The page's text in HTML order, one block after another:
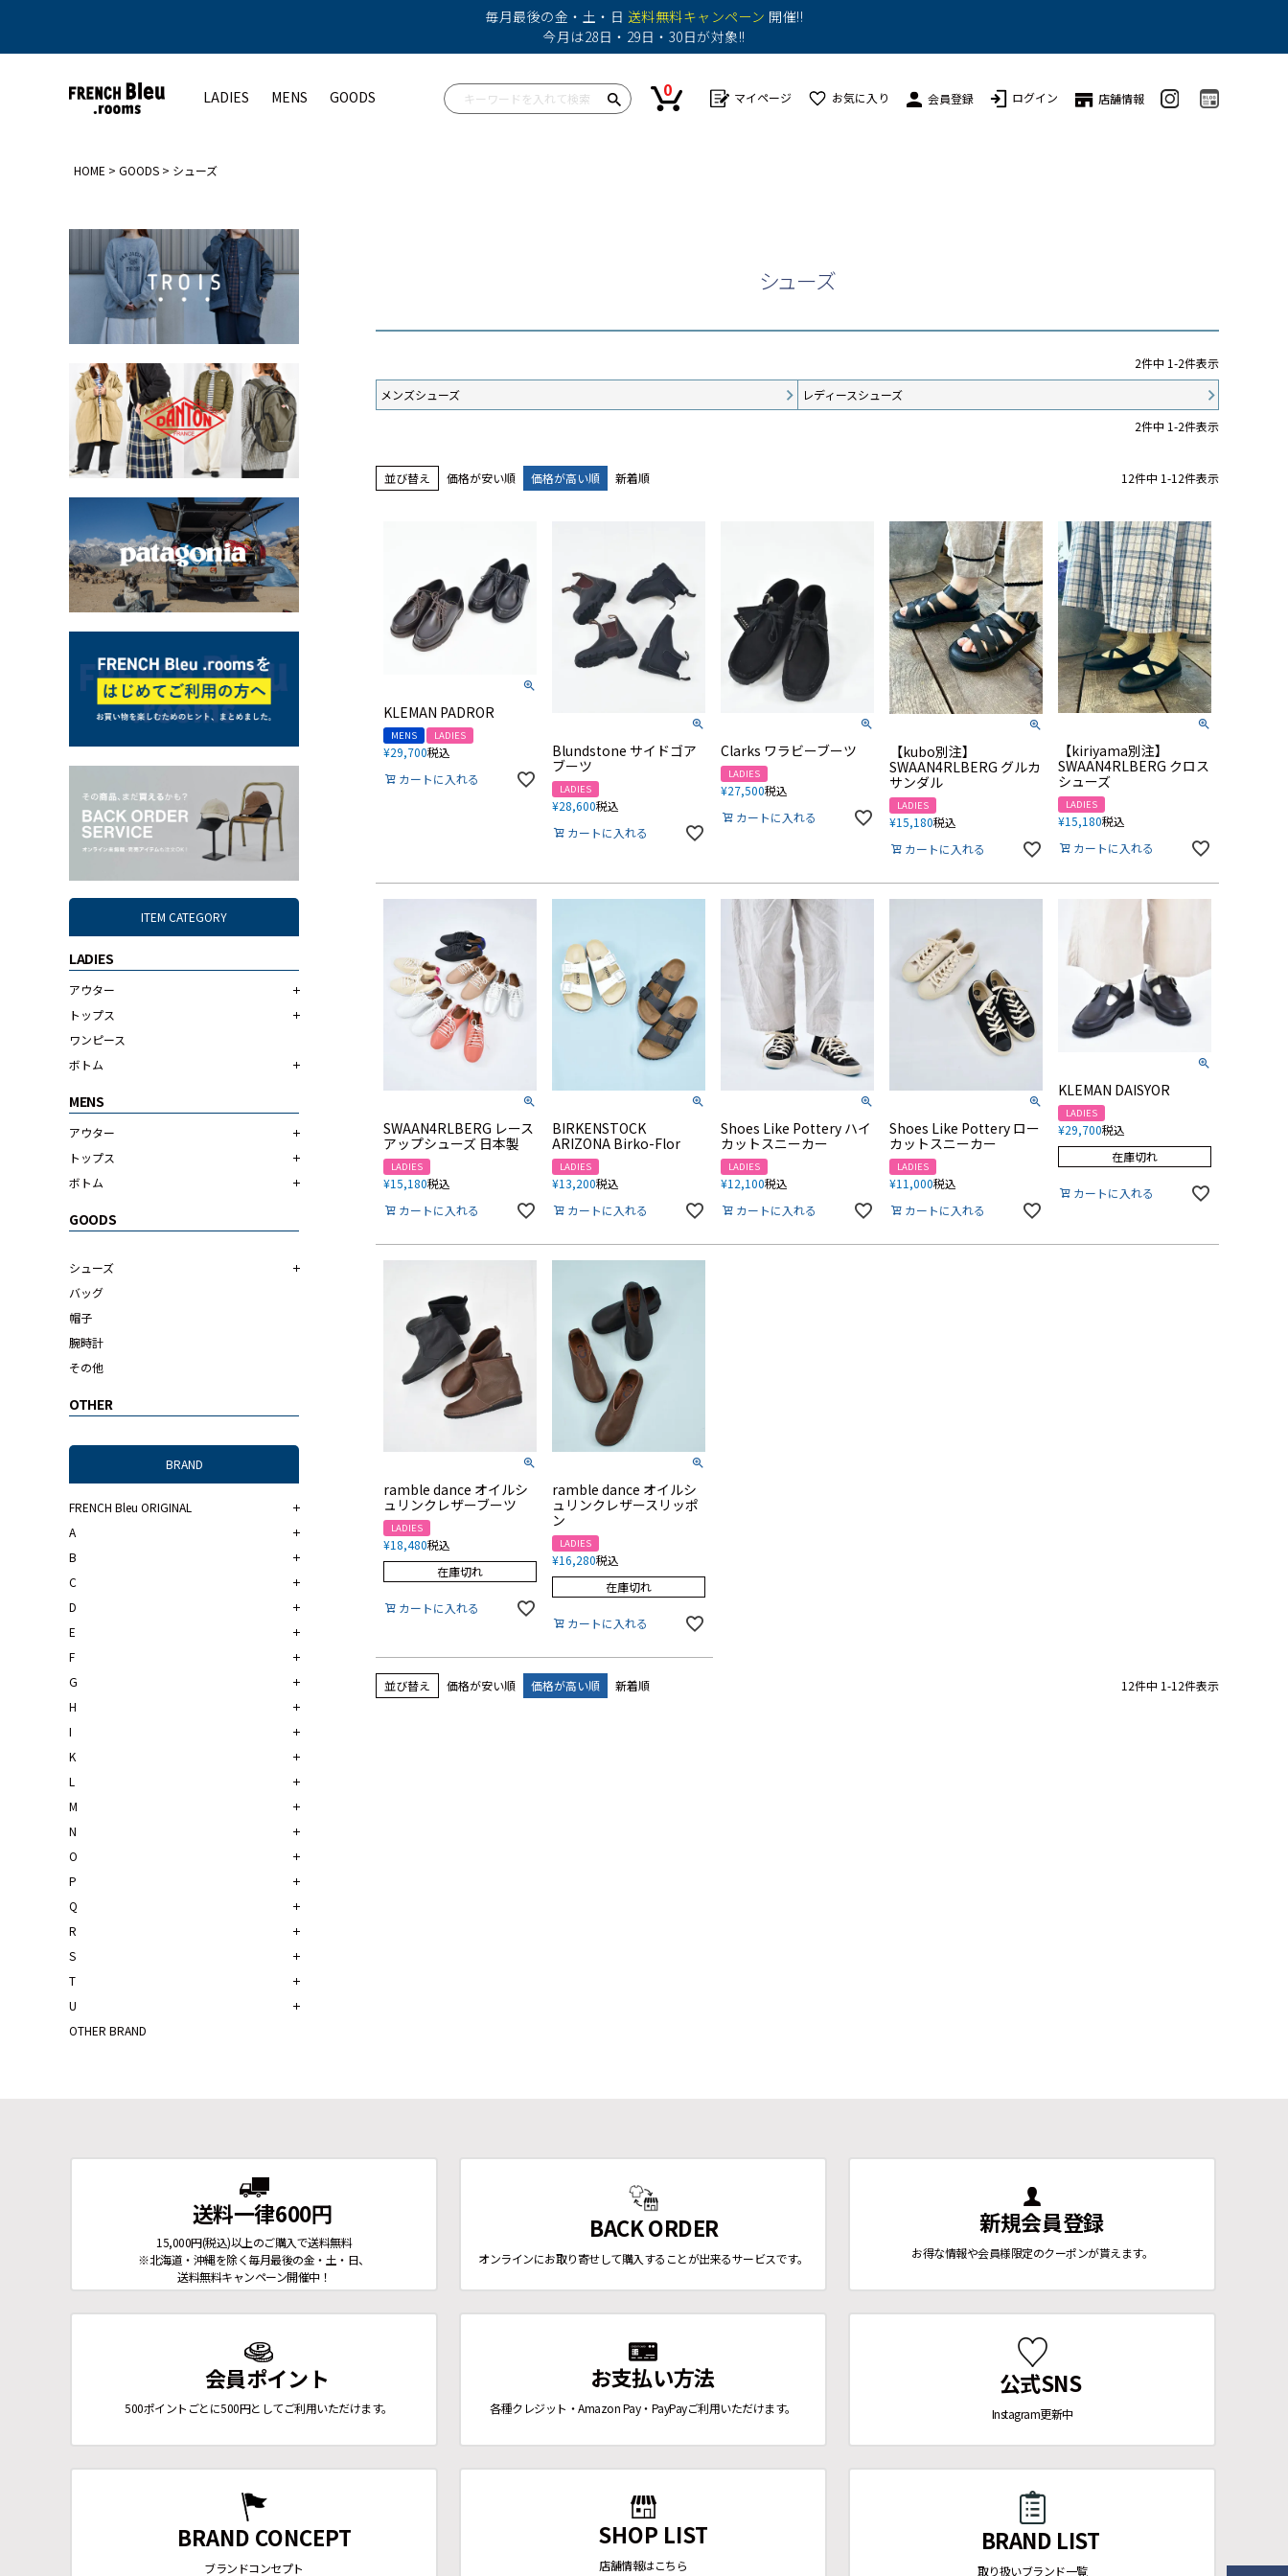
毎月最後の金・土・日 送料無料キャンペーン 開催!!
今月は28日・29日・30日が対象!!
LADIES
ジャケット
ベスト
その他
MENS GOODS 0 マイページ お気に入り 会員登録 ログイン 店舗情報
HOME GOODS シューズ
ITEM CATEGORY
LADIES
アウター
トップス
ワンピース
ボトム
MENS
アウター
トップス
ボトム
GOODS
シューズ
バッグ
帽子
腕時計
その他
OTHER
BRAND
FRENCH Bleu ORIGINAL
A
B
C
D
E
F
G
H
I
K
L
M
N
O
P
Q
R
S
T
U
OTHER BRAND
シューズ
2件中 1-2件表示
メンズシューズ
レディースシューズ
2件中 1-2件表示
並び替え 価格が安い順 価格が高い順 新着順 12件中 1-12件表示
KLEMAN PADROR
MENS LADIES
¥29,700税込
カートに入れる
Blundstone サイドゴア
ブーツ
LADIES
¥28,600税込
カートに入れる
Clarks ワラビーブーツ
LADIES
¥27,500税込
カートに入れる
【kubo別注】
SWAAN4RLBERG グルカ
サンダル
LADIES
¥15,180税込
カートに入れる
【kiriyama別注】
SWAAN4RLBERG クロス
シューズ
LADIES
¥15,180税込
カートに入れる
SWAAN4RLBERG レース
アップシューズ 日本製
LADIES
¥15,180税込
カートに入れる
BIRKENSTOCK
ARIZONA Birko-Flor
LADIES
¥13,200税込
カートに入れる
Shoes Like Pottery ハイ
カットスニーカー
LADIES
¥12,100税込
カートに入れる
Shoes Like Pottery ロー
カットスニーカー
LADIES
¥11,000税込
カートに入れる
KLEMAN DAISYOR
LADIES
¥29,700税込
在庫切れ
カートに入れる
ramble dance オイルシ
ュリンクレザーブーツ
LADIES
¥18,480税込
在庫切れ
カートに入れる
ramble dance オイルシ
ュリンクレザースリッポ
ン
LADIES
¥16,280税込
在庫切れ
カートに入れる
並び替え 価格が安い順 価格が高い順 新着順 12件中 1-12件表示
送料一律600円
15,000円(税込)以上のご購入で送料無料
※北海道・沖縄を除く毎月最後の金・土・日、
送料無料キャンペーン開催中！
BACK ORDER
オンラインにお取り寄せして購入することが出来るサービスです。
新規会員登録
お得な情報や会員様限定のクーポンが貰えます。
会員ポイント
500ポイントごとに500円としてご利用いただけます。
お支払い方法
各種クレジット・Amazon Pay・PayPayご利用いただけます。
公式SNS
Instagram更新中
BRAND CONCEPT
ブランドコンセプト
SHOP LIST
店舗情報はこちら
BRAND LIST
取り扱いブランド一覧